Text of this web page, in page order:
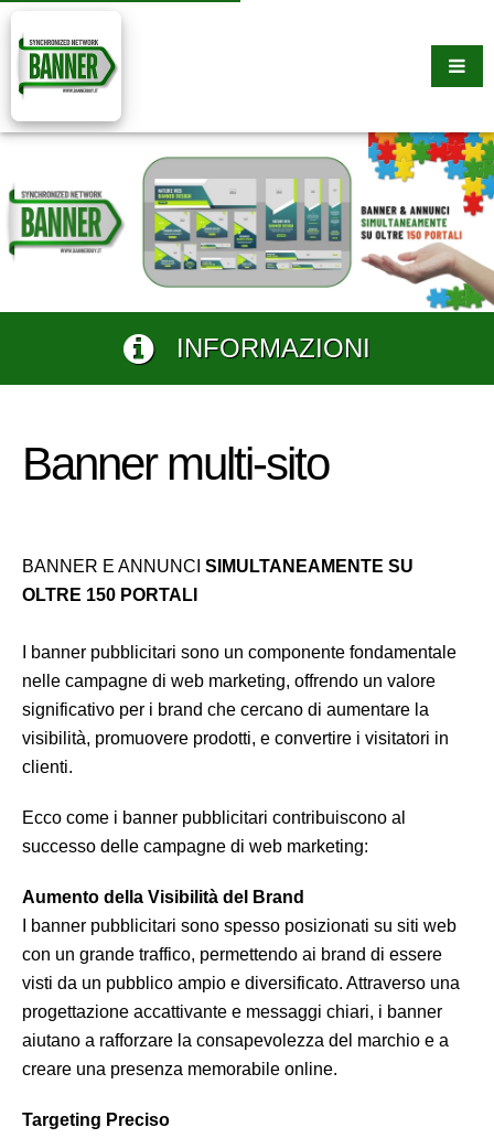
INFORMAZIONI
Banner multi-sito
BANNER E ANNUNCI SIMULTANEAMENTE SU
OLTRE 150 PORTALI
I banner pubblicitari sono un componente fondamentale
nelle campagne di web marketing, offrendo un valore
significativo per i brand che cercano di aumentare la
visibilità, promuovere prodotti, e convertire i visitatori in
clienti.
Ecco come i banner pubblicitari contribuiscono al
successo delle campagne di web marketing:
Aumento della Visibilità del Brand
I banner pubblicitari sono spesso posizionati su siti web
con un grande traffico, permettendo ai brand di essere
visti da un pubblico ampio e diversificato. Attraverso una
progettazione accattivante e messaggi chiari, i banner
aiutano a rafforzare la consapevolezza del marchio e a
creare una presenza memorabile online.
Targeting Preciso